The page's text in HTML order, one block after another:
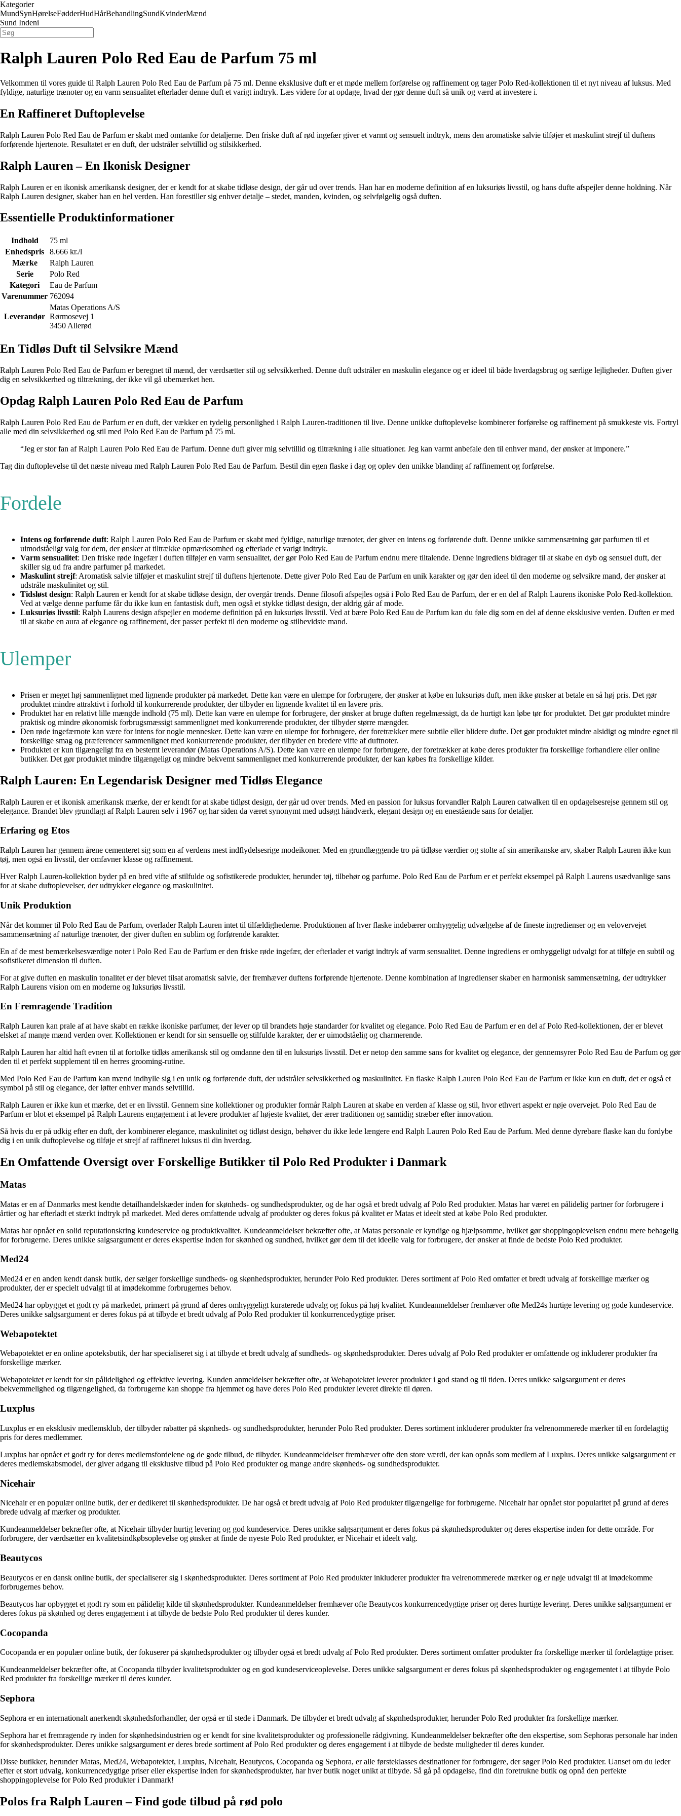
Kategorier
MundSynHørelseFødderHudHårBehandlingSundKvinderMænd
Sund Indeni
Ralph Lauren Polo Red Eau de Parfum 75 ml
Velkommen til vores guide til Ralph Lauren Polo Red Eau de Parfum på 75 ml. Denne eksklusive duft er et møde mellem forførelse og raffinement og tager Polo Red-kollektionen til et nyt niveau af luksus. Med
fyldige, naturlige trænoter og en varm sensualitet efterlader denne duft et varigt indtryk. Læs videre for at opdage, hvad der gør denne duft så unik og værd at investere i.
En Raffineret Duftoplevelse
Ralph Lauren Polo Red Eau de Parfum er skabt med omtanke for detaljerne. Den friske duft af rød ingefær giver et varmt og sensuelt indtryk, mens den aromatiske salvie tilføjer et maskulint strejf til duftens
forførende hjertenote. Resultatet er en duft, der udstråler selvtillid og stilsikkerhed.
Ralph Lauren – En Ikonisk Designer
Ralph Lauren er en ikonisk amerikansk designer, der er kendt for at skabe tidløse design, der går ud over trends. Han har en moderne definition af en luksuriøs livsstil, og hans dufte afspejler denne holdning. Når
Ralph Lauren designer, skaber han en hel verden. Han forestiller sig enhver detalje – stedet, manden, kvinden, og selvfølgelig også duften.
Essentielle Produktinformationer
Indhold
75 ml
Enhedspris
8.666 kr./l
Mærke
Ralph Lauren
Serie
Polo Red
Kategori
Eau de Parfum
Varenummer 762094
Leverandør
Matas Operations A/S
Rørmosevej 1
3450 Allerød
En Tidløs Duft til Selvsikre Mænd
Ralph Lauren Polo Red Eau de Parfum er beregnet til mænd, der værdsætter stil og selvsikkerhed. Denne duft udstråler en maskulin elegance og er ideel til både hverdagsbrug og særlige lejligheder. Duften giver
dig en selvsikkerhed og tiltrækning, der ikke vil gå ubemærket hen.
Opdag Ralph Lauren Polo Red Eau de Parfum
Ralph Lauren Polo Red Eau de Parfum er en duft, der vækker en tydelig personlighed i Ralph Lauren-traditionen til live. Denne unikke duftoplevelse kombinerer forførelse og raffinement på smukkeste vis. Fortryl
alle med din selvsikkerhed og stil med Polo Red Eau de Parfum på 75 ml.
“Jeg er stor fan af Ralph Lauren Polo Red Eau de Parfum. Denne duft giver mig selvtillid og tiltrækning i alle situationer. Jeg kan varmt anbefale den til enhver mand, der ønsker at imponere.”
Tag din duftoplevelse til det næste niveau med Ralph Lauren Polo Red Eau de Parfum. Bestil din egen flaske i dag og oplev den unikke blanding af raffinement og forførelse.
Fordele
Intens og forførende duft: Ralph Lauren Polo Red Eau de Parfum er skabt med fyldige, naturlige trænoter, der giver en intens og forførende duft. Denne unikke sammensætning gør parfumen til et
uimodståeligt valg for dem, der ønsker at tiltrække opmærksomhed og efterlade et varigt indtryk.
Varm sensualitet: Den friske røde ingefær i duften tilføjer en varm sensualitet, der gør Polo Red Eau de Parfum endnu mere tiltalende. Denne ingrediens bidrager til at skabe en dyb og sensuel duft, der
skiller sig ud fra andre parfumer på markedet.
Maskulint strejf: Aromatisk salvie tilføjer et maskulint strejf til duftens hjertenote. Dette giver Polo Red Eau de Parfum en unik karakter og gør den ideel til den moderne og selvsikre mand, der ønsker at
udstråle maskulinitet og stil.
Tidsløst design: Ralph Lauren er kendt for at skabe tidløse design, der overgår trends. Denne filosofi afspejles også i Polo Red Eau de Parfum, der er en del af Ralph Laurens ikoniske Polo Red-kollektion.
Ved at vælge denne parfume får du ikke kun en fantastisk duft, men også et stykke tidløst design, der aldrig går af mode.
Luksuriøs livsstil: Ralph Laurens design afspejler en moderne definition på en luksuriøs livsstil. Ved at bære Polo Red Eau de Parfum kan du føle dig som en del af denne eksklusive verden. Duften er med
til at skabe en aura af elegance og raffinement, der passer perfekt til den moderne og stilbevidste mand.
Ulemper
Prisen er meget høj sammenlignet med lignende produkter på markedet. Dette kan være en ulempe for forbrugere, der ønsker at købe en luksuriøs duft, men ikke ønsker at betale en så høj pris. Det gør
produktet mindre attraktivt i forhold til konkurrerende produkter, der tilbyder en lignende kvalitet til en lavere pris.
Produktet har en relativt lille mængde indhold (75 ml). Dette kan være en ulempe for forbrugere, der ønsker at bruge duften regelmæssigt, da de hurtigt kan løbe tør for produktet. Det gør produktet mindre
praktisk og mindre økonomisk forbrugsmæssigt sammenlignet med konkurrerende produkter, der tilbyder større mængder.
Den røde ingefærnote kan være for intens for nogle mennesker. Dette kan være en ulempe for forbrugere, der foretrækker mere subtile eller blidere dufte. Det gør produktet mindre alsidigt og mindre egnet til
forskellige smag og præferencer sammenlignet med konkurrerende produkter, der tilbyder en bredere vifte af duftnoter.
Produktet er kun tilgængeligt fra en bestemt leverandør (Matas Operations A/S). Dette kan være en ulempe for forbrugere, der foretrækker at købe deres produkter fra forskellige forhandlere eller online
butikker. Det gør produktet mindre tilgængeligt og mindre bekvemt sammenlignet med konkurrerende produkter, der kan købes fra forskellige kilder.
Ralph Lauren: En Legendarisk Designer med Tidløs Elegance
Ralph Lauren er et ikonisk amerikansk mærke, der er kendt for at skabe tidløst design, der går ud over trends. Med en passion for luksus forvandler Ralph Lauren catwalken til en opdagelsesrejse gennem stil og
elegance. Brandet blev grundlagt af Ralph Lauren selv i 1967 og har siden da været synonymt med udsøgt håndværk, elegant design og en enestående sans for detaljer.
Erfaring og Etos
Ralph Lauren har gennem årene cementeret sig som en af ​​verdens mest indflydelsesrige modeikoner. Med en grundlæggende tro på tidløse værdier og stolte af sin amerikanske arv, skaber Ralph Lauren ikke kun
tøj, men også en livsstil, der omfavner klasse og raffinement.
Hver Ralph Lauren-kollektion byder på en bred vifte af stilfulde og sofistikerede produkter, herunder tøj, tilbehør og parfume. Polo Red Eau de Parfum er et perfekt eksempel på Ralph Laurens usædvanlige sans
for at skabe duftoplevelser, der udtrykker elegance og maskulinitet.
Unik Produktion
Når det kommer til Polo Red Eau de Parfum, overlader Ralph Lauren intet til tilfældighederne. Produktionen af ​​hver flaske indebærer omhyggelig udvælgelse af de fineste ingredienser og en velovervejet
sammensætning af naturlige trænoter, der giver duften en sublim og forførende karakter.
En af de mest bemærkelsesværdige noter i Polo Red Eau de Parfum er den friske røde ingefær, der efterlader et varigt indtryk af varm sensualitet. Denne ingrediens er omhyggeligt udvalgt for at tilføje en subtil og
sofistikeret dimension til duften.
For at give duften en maskulin tonalitet er der blevet tilsat aromatisk salvie, der fremhæver duftens forførende hjertenote. Denne kombination af ingredienser skaber en harmonisk sammensætning, der udtrykker
Ralph Laurens vision om en moderne og luksuriøs livsstil.
En Fremragende Tradition
Ralph Lauren kan prale af at have skabt en række ikoniske parfumer, der lever op til brandets høje standarder for kvalitet og elegance. Polo Red Eau de Parfum er en del af Polo Red-kollektionen, der er blevet
elsket af mange mænd verden over. Kollektionen er kendt for sin sensuelle og stilfulde karakter, der er uimodståelig og charmerende.
Ralph Lauren har altid haft evnen til at fortolke tidløs amerikansk stil og omdanne den til en luksuriøs livsstil. Det er netop den samme sans for kvalitet og elegance, der gennemsyrer Polo Red Eau de Parfum og gør
den til et perfekt supplement til en herres grooming-rutine.
Med Polo Red Eau de Parfum kan mænd indhylle sig i en unik og forførende duft, der udstråler selvsikkerhed og maskulinitet. En flaske Ralph Lauren Polo Red Eau de Parfum er ikke kun en duft, det er også et
symbol på stil og elegance, der løfter enhver mands selvtillid.
Ralph Lauren er ikke kun et mærke, det er en livsstil. Gennem sine kollektioner og produkter formår Ralph Lauren at skabe en verden af ​​klasse og stil, hvor ethvert aspekt er nøje overvejet. Polo Red Eau de
Parfum er blot et eksempel på Ralph Laurens engagement i at levere produkter af højeste kvalitet, der ærer traditionen og samtidig stræber efter innovation.
Så hvis du er på udkig efter en duft, der kombinerer elegance, maskulinitet og tidløst design, behøver du ikke lede længere end Ralph Lauren Polo Red Eau de Parfum. Med denne dyrebare flaske kan du fordybe
dig i en unik duftoplevelse og tilføje et strejf af raffineret luksus til din hverdag.
En Omfattende Oversigt over Forskellige Butikker til Polo Red Produkter i Danmark
Matas
Matas er en af Danmarks mest kendte detailhandelskæder inden for skønheds- og sundhedsprodukter, og de har også et bredt udvalg af Polo Red produkter. Matas har været en pålidelig partner for forbrugere i
årtier og har efterladt et stærkt indtryk på markedet. Med deres omfattende udvalg af produkter og deres fokus på kvalitet er Matas et ideelt sted at købe Polo Red produkter.
Matas har opnået en solid reputationskring kundeservice og produktkvalitet. Kundeanmeldelser bekræfter ofte, at Matas personale er kyndige og hjælpsomme, hvilket gør shoppingoplevelsen endnu mere behagelig
for forbrugerne. Deres unikke salgsargument er deres ekspertise inden for skønhed og sundhed, hvilket gør dem til det ideelle valg for forbrugere, der ønsker at finde de bedste Polo Red produkter.
Med24
Med24 er en anden kendt dansk butik, der sælger forskellige sundheds- og skønhedsprodukter, herunder Polo Red produkter. Deres sortiment af Polo Red omfatter et bredt udvalg af forskellige mærker og
produkter, der er specielt udvalgt til at imødekomme forbrugernes behov.
Med24 har opbygget et godt ry på markedet, primært på grund af deres omhyggeligt kuraterede udvalg og fokus på høj kvalitet. Kundeanmeldelser fremhæver ofte Med24s hurtige levering og gode kundeservice.
Deres unikke salgsargument er deres fokus på at tilbyde et bredt udvalg af Polo Red produkter til konkurrencedygtige priser.
Webapotektet
Webapotektet er en online apoteksbutik, der har specialiseret sig i at tilbyde et bredt udvalg af sundheds- og skønhedsprodukter. Deres udvalg af Polo Red produkter er omfattende og inkluderer produkter fra
forskellige mærker.
Webapotektet er kendt for sin pålidelighed og effektive levering. Kunden anmeldelser bekræfter ofte, at Webapotektet leverer produkter i god stand og til tiden. Deres unikke salgsargument er deres
bekvemmelighed og tilgængelighed, da forbrugerne kan shoppe fra hjemmet og have deres Polo Red produkter leveret direkte til døren.
Luxplus
Luxplus er en eksklusiv medlemsklub, der tilbyder rabatter på skønheds- og sundhedsprodukter, herunder Polo Red produkter. Deres sortiment inkluderer produkter fra velrenommerede mærker til en fordelagtig
pris for deres medlemmer.
Luxplus har opnået et godt ry for deres medlemsfordelene og de gode tilbud, de tilbyder. Kundeanmeldelser fremhæver ofte den store værdi, der kan opnås som medlem af Luxplus. Deres unikke salgsargument er
deres medlemskabsmodel, der giver adgang til eksklusive tilbud på Polo Red produkter og mange andre skønheds- og sundhedsprodukter.
Nicehair
Nicehair er en populær online butik, der er dedikeret til skønhedsprodukter. De har også et bredt udvalg af Polo Red produkter tilgængelige for forbrugerne. Nicehair har opnået stor popularitet på grund af deres
brede udvalg af mærker og produkter.
Kundeanmeldelser bekræfter ofte, at Nicehair tilbyder hurtig levering og god kundeservice. Deres unikke salgsargument er deres fokus på skønhedsprodukter og deres ekspertise inden for dette område. For
forbrugere, der værdsætter en kvalitetsindkøbsoplevelse og ønsker at finde de nyeste Polo Red produkter, er Nicehair et ideelt valg.
Beautycos
Beautycos er en dansk online butik, der specialiserer sig i skønhedsprodukter. Deres sortiment af Polo Red produkter inkluderer produkter fra velrenommerede mærker og er nøje udvalgt til at imødekomme
forbrugernes behov.
Beautycos har opbygget et godt ry som en pålidelig kilde til skønhedsprodukter. Kundeanmeldelser fremhæver ofte Beautycos konkurrencedygtige priser og deres hurtige levering. Deres unikke salgsargument er
deres fokus på skønhed og deres engagement i at tilbyde de bedste Polo Red produkter til deres kunder.
Cocopanda
Cocopanda er en populær online butik, der fokuserer på skønhedsprodukter og tilbyder også et bredt udvalg af Polo Red produkter. Deres sortiment omfatter produkter fra forskellige mærker til fordelagtige priser.
Kundeanmeldelser bekræfter ofte, at Cocopanda tilbyder kvalitetsprodukter og en god kundeserviceoplevelse. Deres unikke salgsargument er deres fokus på skønhedsprodukter og engagementet i at tilbyde Polo
Red produkter fra forskellige mærker til deres kunder.
Sephora
Sephora er en internationalt anerkendt skønhedsforhandler, der også er til stede i Danmark. De tilbyder et bredt udvalg af skønhedsprodukter, herunder Polo Red produkter fra forskellige mærker.
Sephora har et fremragende ry inden for skønhedsindustrien og er kendt for sine kvalitetsprodukter og professionelle rådgivning. Kundeanmeldelser bekræfter ofte den ekspertise, som Sephoras personale har inden
for skønhedsprodukter. Deres unikke salgsargument er deres brede sortiment af Polo Red produkter og deres engagement i at tilbyde de bedste muligheder til deres kunder.
Disse butikker, herunder Matas, Med24, Webapotektet, Luxplus, Nicehair, Beautycos, Cocopanda og Sephora, er alle førsteklasses destinationer for forbrugere, der søger Polo Red produkter. Uanset om du leder
efter et stort udvalg, konkurrencedygtige priser eller ekspertise inden for skønhedsprodukter, har hver butik noget unikt at tilbyde. Så gå på opdagelse, find din foretrukne butik og opnå den perfekte
shoppingoplevelse for Polo Red produkter i Danmark!
Polos fra Ralph Lauren – Find gode tilbud på rød polo